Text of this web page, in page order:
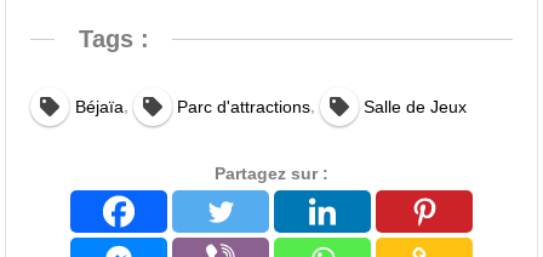
Tags :
Béjaïa Parc d'attractions, Salle de Jeux
Partagez sur :